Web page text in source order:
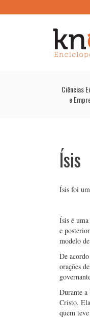
Ciências
e
Ísis
Ísis foi
Ísis é
e
modelo
De
orações
Durante a
Cristo.
quem